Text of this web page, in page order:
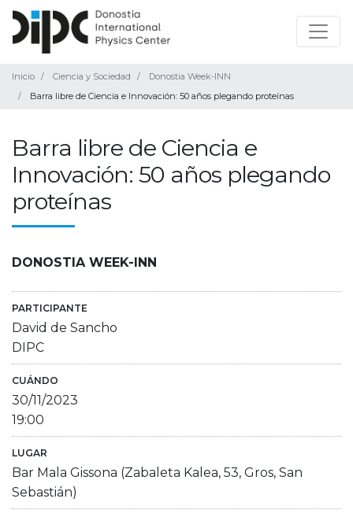
Inicio Ciencia y Sociedad
Donostia Week-INN
Barra libre de Ciencia e Innovación: 50 años plegando proteínas
Barra libre de Ciencia e
Innovación: 50 años plegando
proteínas
DONOSTIA WEEK-INN
PARTICIPANTE
David de Sancho
DIPC
CUÁNDO
30/11/2023
19:00
LUGAR
Bar Mala Gissona (Zabaleta Kalea, 53, Gros, San
Sebastián)